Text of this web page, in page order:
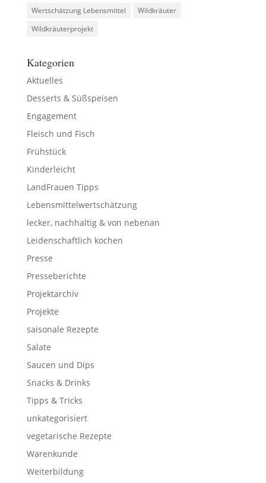
Wertschätzung Lebensmittel
Wildkräuter
Wildkräuterprojekt
Kategorien
Aktuelles
Desserts & Süßspeisen
Engagement
Fleisch und Fisch
Frühstück
Kinderleicht
LandFrauen Tipps
Lebensmittelwertschätzung
lecker, nachhaltig & von nebenan
Leidenschaftlich kochen
Presse
Presseberichte
Projektarchiv
Projekte
saisonale Rezepte
Salate
Saucen und Dips
Snacks & Drinks
Tipps & Tricks
unkategorisiert
vegetarische Rezepte
Warenkunde
Weiterbildung